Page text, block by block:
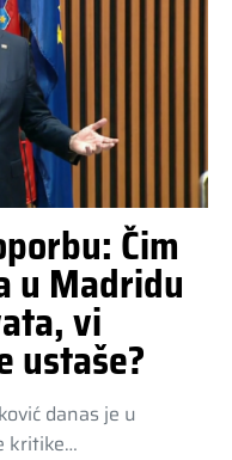
Čim
u Madridu
vi
ustaše?
danas je u
kritike…